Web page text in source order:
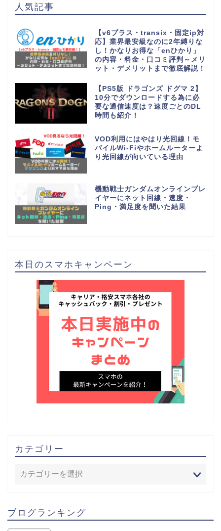
人気記事
【v6プラス・transix・固定ip対
応】業界最安級なのに2年縛りな
し！かなりお得な「enひかり」
の内容・料金・口コミ評判～メリ
ット・デメリットまで徹底解説！
【PS5版 ドラゴンズ ドグマ 2】
10分でダウンロードする為に必
要な通信速度は？速度ごとのDL
時間も紹介！
VOD利用にはやはり光回線！モ
バイルWi-Fiやホームルーターよ
り光回線が向いている理由
機動戦士ガンダムオンラインプレ
イヤーにネット回線・速度・
Ping・満足度を聞いた結果
本日のスマホキャンペーン
カテゴリー
ブログランキング